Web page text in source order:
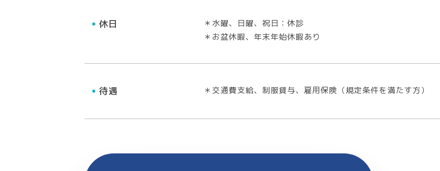
休日
＊水曜、日曜、祝日：休診
＊お盆休暇、年末年始休暇あり
待遇 ＊交通費支給、制服貸与、雇用保険（規定条件を満たす方）